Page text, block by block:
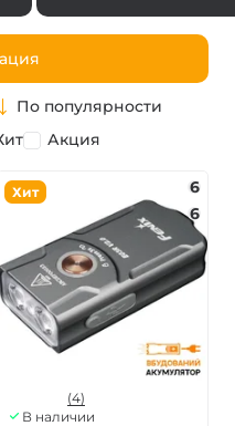
По популярности
Акция
Хит
6
6
(4)
В наличии